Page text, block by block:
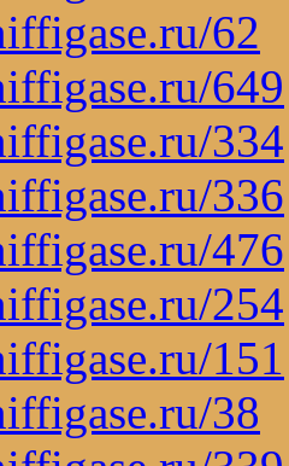
62
649
334
336
476
254
151
38